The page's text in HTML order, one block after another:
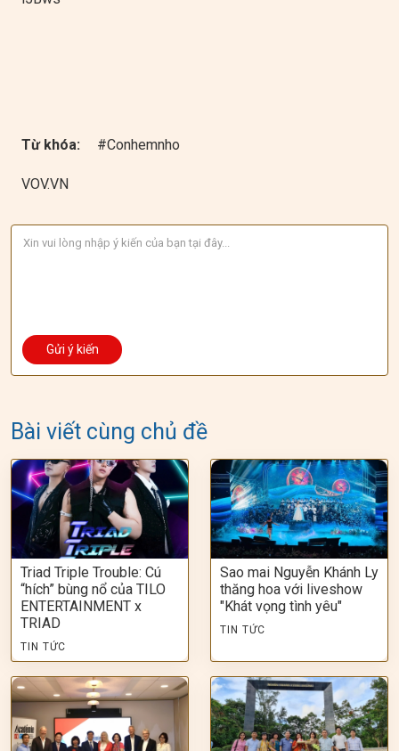
Từ khóa: #Conhemnho
VOV.VN
Bài viết cùng chủ đề
Triad Triple Trouble: Cú
“hích” bùng nổ của TILO
ENTERTAINMENT x
TRIAD
TIN TỨC
Sao mai Nguyễn Khánh Ly
thăng hoa với liveshow
"Khát vọng tình yêu"
TIN TỨC